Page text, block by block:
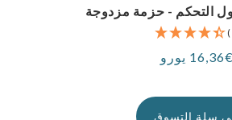
التحكم - حزمة مزدوجة
سعر
سلة التسوق